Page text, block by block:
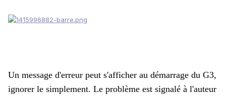
Un message d'erreur peut s'afficher au démarrage du G3,
ignorer le simplement. Le problème est signalé à l'auteur